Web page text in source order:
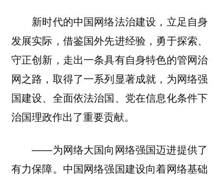
新时代的中国网络法治建设，立足自身
发展实际，借鉴国外先进经验，勇于探索、
守正创新，走出一条具有自身特色的管网治
网之路，取得了一系列显著成就，为网络强
国建设、全面依法治国、党在信息化条件下
治国理政作出了重要贡献。
——为网络大国向网络强国迈进提供了
有力保障。中国网络强国建设向着网络基础